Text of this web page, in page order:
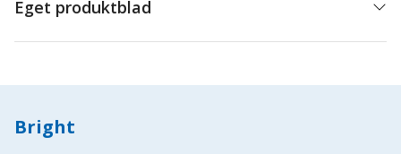
Eget produktblad
Bright